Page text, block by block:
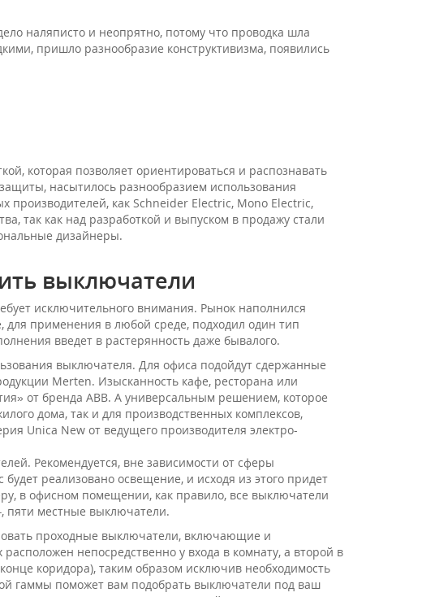
наляписто и неопрятно, потому что проводка шла
пришло разнообразие конструктивизма, появились
которая позволяет ориентироваться и распознавать
насытилось разнообразием использования
как Schneider Electric, Mono Electric,
так как над разработкой и выпуском в продажу стали
дизайнеры.
выключатели
исключительного внимания. Рынок наполнился
применения в любой среде, подходил один тип
введет в растерянность даже бывалого.
выключателя. Для офиса подойдут сдержанные
Merten. Изысканность кафе, ресторана или
от бренда ABB. А универсальным решением, которое
дома, так и для производственных комплексов,
Unica New от ведущего производителя электро-
Рекомендуется, вне зависимости от сферы
реализовано освещение, и исходя из этого придет
в офисном помещении, как правило, все выключатели
пяти местные выключатели.
проходные выключатели, включающие и
непосредственно у входа в комнату, а второй в
коридора), таким образом исключив необходимость
гаммы поможет вам подобрать выключатели под ваш